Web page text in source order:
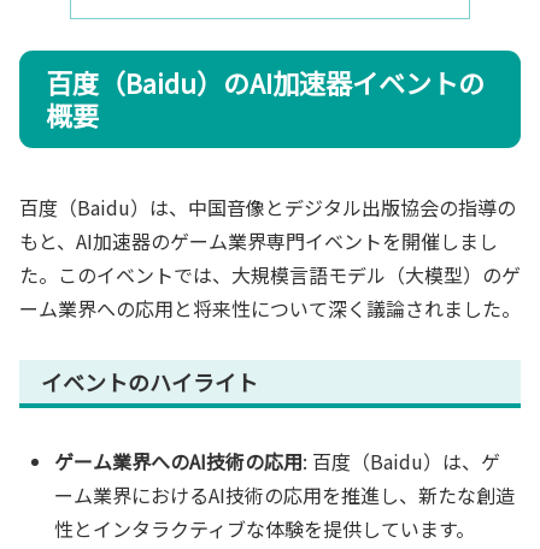
百度（Baidu）のAI加速器イベントの
概要
百度（Baidu）は、中国音像とデジタル出版協会の指導の
もと、AI加速器のゲーム業界専門イベントを開催しまし
た。このイベントでは、大規模言語モデル（大模型）のゲ
ーム業界への応用と将来性について深く議論されました。
イベントのハイライト
ゲーム業界へのAI技術の応用: 百度（Baidu）は、ゲ
ーム業界におけるAI技術の応用を推進し、新たな創造
性とインタラクティブな体験を提供しています。